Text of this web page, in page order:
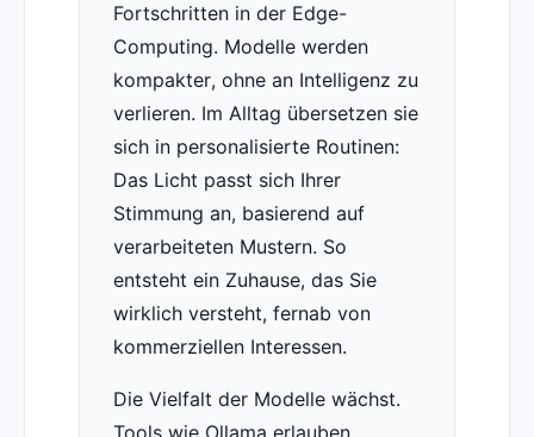
Fortschritten in der Edge-
Computing. Modelle werden
kompakter, ohne an Intelligenz zu
verlieren. Im Alltag übersetzen sie
sich in personalisierte Routinen:
Das Licht passt sich Ihrer
Stimmung an, basierend auf
verarbeiteten Mustern. So
entsteht ein Zuhause, das Sie
wirklich versteht, fernab von
kommerziellen Interessen.
Die Vielfalt der Modelle wächst.